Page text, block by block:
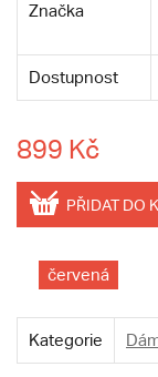
Značka
Dostupnost
899 Kč
PŘIDAT DO
červená
Kategorie